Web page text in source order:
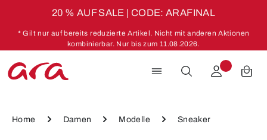
20 % AUF SALE | CODE: ARAFINAL
* Gilt nur auf bereits reduzierte Artikel. Nicht mit anderen Aktionen
kombinierbar. Nur bis zum 11.08.2026.
Home Damen Modelle Sneaker